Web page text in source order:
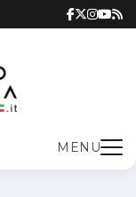
MENU